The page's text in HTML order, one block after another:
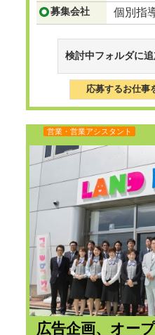
募集会社 個別指
検討中フォルダに追
応募するお仕事
営業・営業アシスタント
広告企画、オー